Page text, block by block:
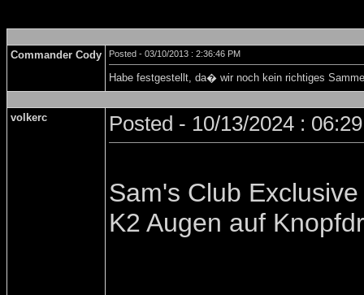
Commander Cody Posted - 03/10/2013 : 2:36:46 PM
Habe festgestellt, da� wir noch kein richtiges
volkerc Posted - 10/13/2024 :
Sam's Club
K2 Augen auf